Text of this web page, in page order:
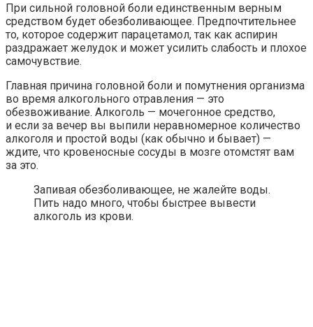
При сильной головной боли единственным верным
средством будет обезболивающее. Предпочтительнее
то, которое содержит парацетамол, так как аспирин
раздражает желудок и может усилить слабость и плохое
самочувствие.
Главная причина головной боли и помутнения организма
во время алкогольного отравления — это
обезвоживание. Алкоголь — мочегонное средство,
и если за вечер вы выпили неравномерное количество
алкоголя и простой воды (как обычно и бывает) —
ждите, что кровеносные сосуды в мозге отомстят вам
за это.
Запивая обезболивающее, не жалейте воды.
Пить надо много, чтобы быстрее вывести
алкоголь из крови.